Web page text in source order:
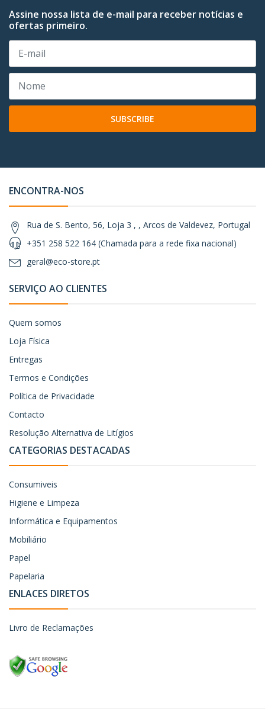
Assine nossa lista de e-mail para receber notícias e
ofertas primeiro.
SUBSCRIBE
ENCONTRA-NOS
Rua de S. Bento, 56, Loja 3 , , Arcos de Valdevez, Portugal
+351 258 522 164 (Chamada para a rede fixa nacional)
geral@eco-store.pt
SERVIÇO AO CLIENTES
Quem somos
Loja Física
Entregas
Termos e Condições
Política de Privacidade
Contacto
Resolução Alternativa de Litígios
CATEGORIAS DESTACADAS
Consumiveis
Higiene e Limpeza
Informática e Equipamentos
Mobiliário
Papel
Papelaria
ENLACES DIRETOS
Livro de Reclamações